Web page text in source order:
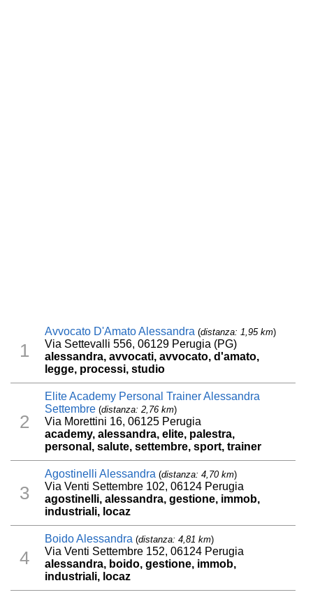
1
Avvocato D'Amato Alessandra (distanza: 1,95 km)
Via Settevalli 556, 06129 Perugia (PG)
alessandra, avvocati, avvocato, d'amato,
legge, processi, studio
2
Elite Academy Personal Trainer Alessandra
Settembre (distanza: 2,76 km)
Via Morettini 16, 06125 Perugia
academy, alessandra, elite, palestra,
personal, salute, settembre, sport, trainer
3
Agostinelli Alessandra (distanza: 4,70 km)
Via Venti Settembre 102, 06124 Perugia
agostinelli, alessandra, gestione, immob,
industriali, locaz
4
Boido Alessandra (distanza: 4,81 km)
Via Venti Settembre 152, 06124 Perugia
alessandra, boido, gestione, immob,
industriali, locaz